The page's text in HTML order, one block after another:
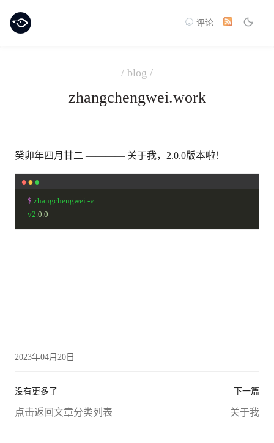
评论
/ blog /
zhangchengwei.work
癸卯年四月甘二 ———— 关于我，2.0.0版本啦！
$ zhangchengwei -v
v2. 0.0
2023年04月20日
没有更多了
点击返回文章分类列表
下一篇
关于我